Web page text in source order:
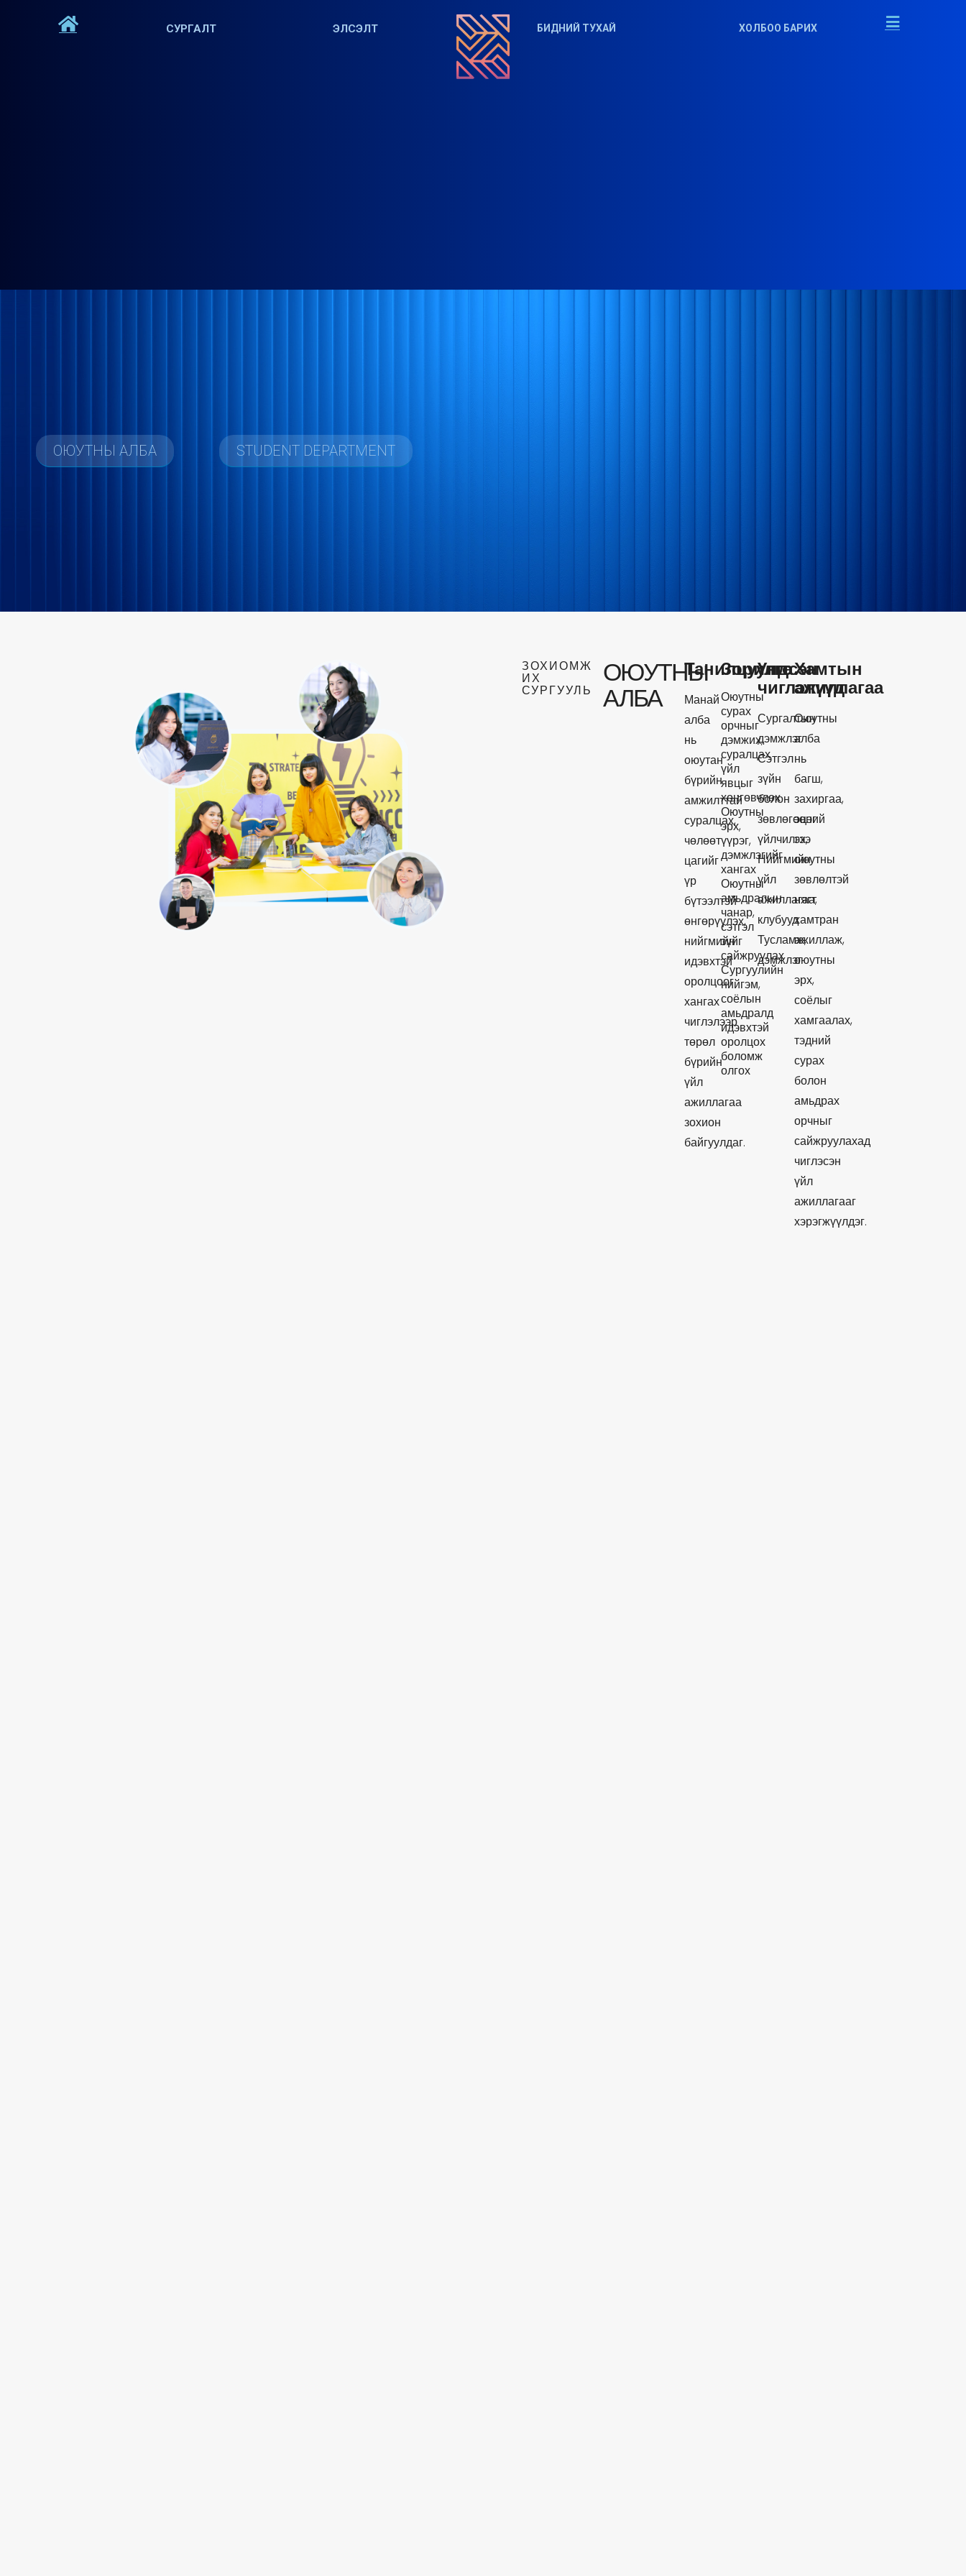
СУРГАЛТ ЭЛСЭЛТ БИДНИЙ ТУХАЙ ХОЛБОО БАРИХ
ОЮУТНЫ АЛБА STUDENT DEPARTMENT
ЗОХИОМЖ
ИХ
СУРГУУЛЬ
ОЮУТНЫ
АЛБА
Танилцуулга
Манай
алба
нь
оюутан
бүрийн
амжилттай
суралцах,
чөлөөт
цагийг
үр
бүтээлтэй
өнгөрүүлэх,
нийгмийн
идэвхтэй
оролцоог
хангах
чиглэлээр
төрөл
бүрийн
үйл
ажиллагаа
зохион
байгуулдаг.
Зорилго
Оюутны
сурах
орчныг
дэмжих,
суралцах
үйл
явцыг
хөнгөвчлөх
Оюутны
эрх,
үүрэг,
дэмжлэгийг
хангах
Оюутны
амьдралын
чанар,
сэтгэл
зүйг
сайжруулах
Сургуулийн
нийгэм,
соёлын
амьдралд
идэвхтэй
оролцох
боломж
олгох
Үндсэн
чиглэлүүд
Сургалтын
дэмжлэг
Сэтгэл
зүйн
болон
зөвлөгөөний
үйлчилгээ
Нийгмийн
үйл
ажиллагаа,
клубууд
Тусламж,
дэмжлэг
Хамтын
ажиллагаа
Оюутны
алба
нь
багш,
захиргаа,
эцэг
эх,
оюутны
зөвлөлтэй
нягт
хамтран
ажиллаж,
оюутны
эрх,
соёлыг
хамгаалах,
тэдний
сурах
болон
амьдрах
орчныг
сайжруулахад
чиглэсэн
үйл
ажиллагааг
хэрэгжүүлдэг.